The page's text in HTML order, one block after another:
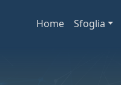
Home Sfoglia